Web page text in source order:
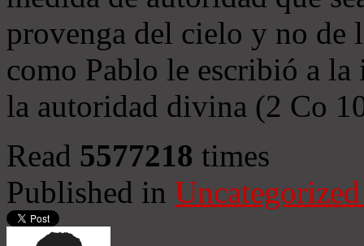
provenga del cielo y no de
como Pablo le escribió a
la autoridad divina (2 Co
Read 5577218 times
Published in